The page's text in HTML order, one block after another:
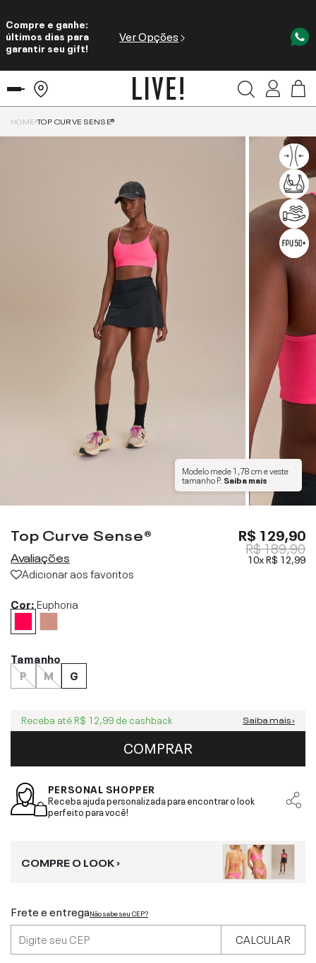
Compre e ganhe:
últimos dias para
garantir seu gift!
Ver Opções
HOME TOP CURVE SENSE®
Modelo mede1,78 cme veste
tamanhoP. Saiba mais
Top Curve Sense®
Avaliações
Adicionar aos favoritos
R$ 129,90
R$ 189,90
10xR$ 12,99
Cor:Euphoria
Tamanho
P
M G
Receba até R$ 12,99 de cashback Saiba mais ›
COMPRAR
PERSONAL SHOPPER
Receba ajuda personalizada para encontrar o look
perfeito para você!
COMPRE O LOOK ›
Frete e entregaNão sabe seu CEP?
CALCULAR